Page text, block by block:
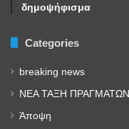
δημοψήφισμα
Categories
breaking news
NEA TAΞΗ ΠΡΑΓΜΑΤΩΝ
Άποψη